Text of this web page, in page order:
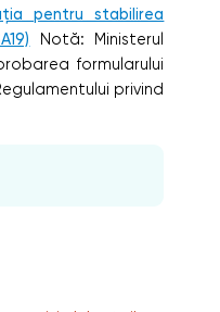
pentru stabilirea
Notă: Ministerul
formularului
privind